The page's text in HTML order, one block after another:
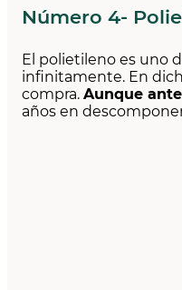
Número 4-
El polietileno es uno
infinitamente. En
compra. Aunque
años en